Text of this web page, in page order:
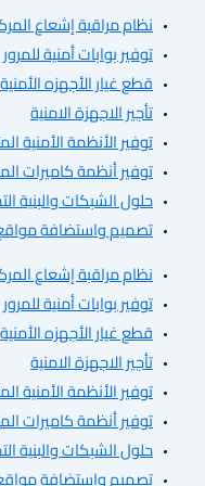
مراقبة إشعاع المركبات والأفراد
بوابات أمنية للمرور
الأجهزه الأمنية
الاجهزة الامنية
الأنظمة الأمنية المتكاملة
أنظمة كاميرات المراقبة
والبنية التحتية
واستضافة مواقع الويب
مراقبة إشعاع المركبات والأفراد
بوابات أمنية للمرور
الأجهزه الأمنية
الاجهزة الامنية
الأنظمة الأمنية المتكاملة
أنظمة كاميرات المراقبة
والبنية التحتية
واستضافة مواقع الويب